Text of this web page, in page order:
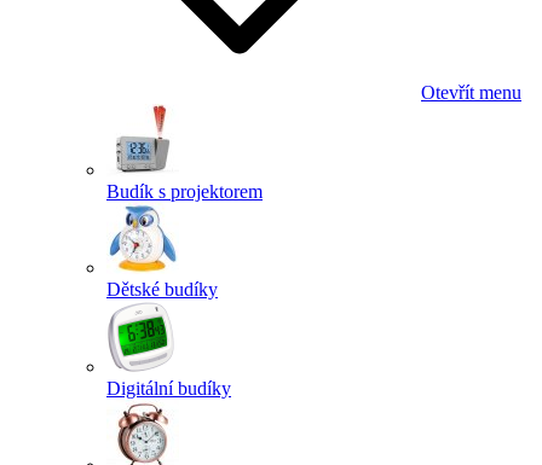
Otevřít menu
Budík s projektorem
Dětské budíky
Digitální budíky